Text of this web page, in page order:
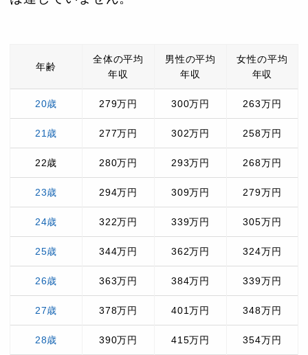
年齢
全体の平均
年収
男性の平均
年収
女性の平均
年収
20歳 279万円 300万円 263万円
21歳 277万円 302万円 258万円
22歳 280万円 293万円 268万円
23歳 294万円 309万円 279万円
24歳 322万円 339万円 305万円
25歳 344万円 362万円 324万円
26歳 363万円 384万円 339万円
27歳 378万円 401万円 348万円
28歳 390万円 415万円 354万円